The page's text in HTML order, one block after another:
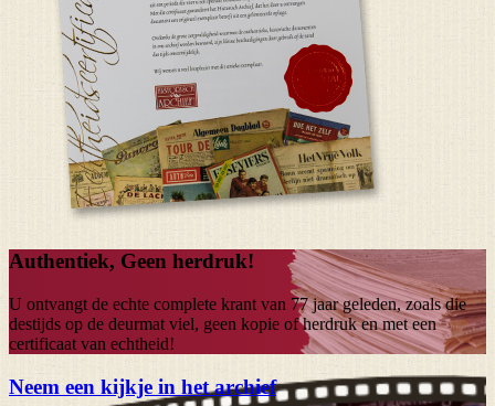
Authentiek, Geen herdruk!
U ontvangt de echte complete krant van 77 jaargeleden, zoals die
destijds op de deurmat viel, geen kopie of herdruk en met een
certificaat van echtheid!
Neem een kijkje in het archief